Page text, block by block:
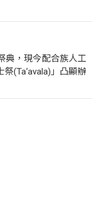
典，現今配合族人工
(Ta‘avala)」凸顯辦